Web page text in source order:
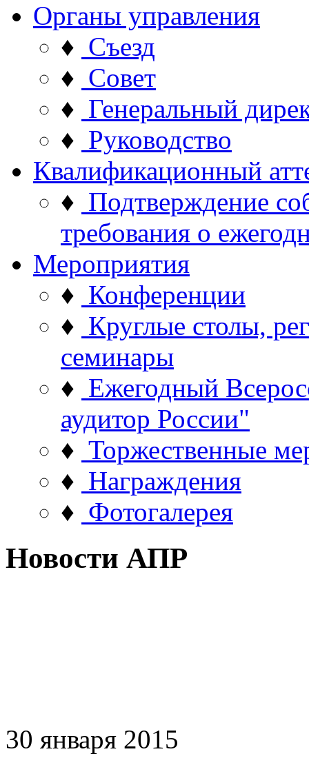
Органы управления
♦ Съезд
♦ Совет
♦ Генеральный
♦ Руководство
Квалификационный
♦ Подтверждение
требования о
Мероприятия
♦ Конференции
♦ Круглые столы,
семинары
♦ Ежегодный
аудитор России"
♦ Торжественные
♦ Награждения
♦ Фотогалерея
Новости АПР
30 января 2015